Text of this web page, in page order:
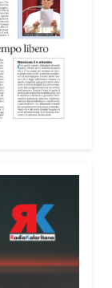
dei giovani
con
Città
che
tra le
più di
per
linguaggio